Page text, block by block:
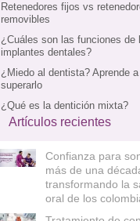
Retenedores fijos vs
removibles
¿Cuáles son las funciones de
implantes dentales?
¿Miedo al dentista? Aprende a
superarlo
¿Qué es la dentición mixta?
Artículos recientes
Confianza para
más de una
transformando la
oral de los